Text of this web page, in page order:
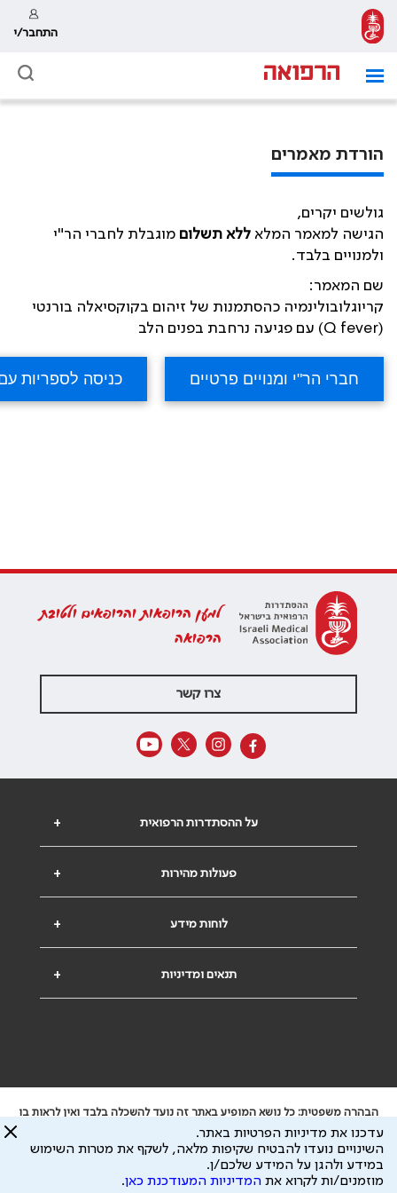
התחבר/י
הורדת מאמרים
גולשים יקרים,
הגישה למאמר המלא ללא תשלום מוגבלת לחברי הר"י
ולמנויים בלבד.
שם המאמר:
קריוגלובולינמיה כהסתמנות של זיהום בקוקסיאלה בורנטי
(Q fever) עם פגיעה נרחבת בפנים הלב
למען הרופאות והרופאים ולטובת
הרפואה
צרו קשר
+ על ההסתדרות הרפואית
+ פעולות מהירות
+ לוחות מידע
+ תנאים ומדיניות
הבהרה משפטית: כל נושא המופיע באתר זה נועד להשכלה בלבד ואין לראות בו
ייעוץ רפואי או משפטי. אין הר"י אחראית לתוכן המתפרסם באתר זה ולכל נזק
שעלול להיגרם.
ידוע לי שהר"י אוספת ושומרת מידע אישי לצורך מתן השרות וכי חלק ממנו עשוי
להיות מועבר לצדדים שלישיים, הכל בכפוף למדיניות הפרטיות
עדכנו את מדיניות הפרטיות באתר.
השינויים נועדו להבטיח שקיפות מלאה, לשקף את מטרות השימוש
במידע ולהגן על המידע שלכם/ן.
מוזמנים/ות לקרוא את המדיניות המעודכנת כאן.